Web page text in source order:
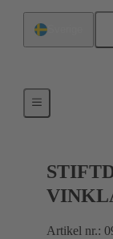
Artikel nr.: